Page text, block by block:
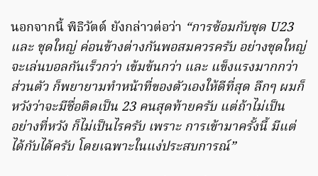
นอกจากนี้ พิธิวัตต์ ยังกล่าวต่อว่า “การซ้อมกับชุด U23
และ ชุดใหญ่ ค่อนข้างต่างกันพอสมควรครับ อย่างชุดใหญ่
จะเล่นบอลกันเร็วกว่า เข้มข้นกว่า และ แข็งแรงมากกว่า
ส่วนตัว ก็พยายามทำหน้าที่ของตัวเองให้ดีที่สุด ลึกๆ ผมก็
หวังว่าจะมีชื่อติดเป็น 23 คนสุดท้ายครับ แต่ถ้าไม่เป็น
อย่างที่หวัง ก็ไม่เป็นไรครับ เพราะ การเข้ามาครั้งนี้ มีแต่
ได้กับได้ครับ โดยเฉพาะในแง่ประสบการณ์”